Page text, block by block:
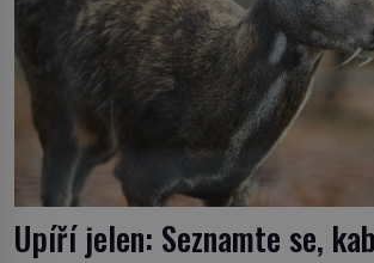
Upíří jelen: Seznamte se,